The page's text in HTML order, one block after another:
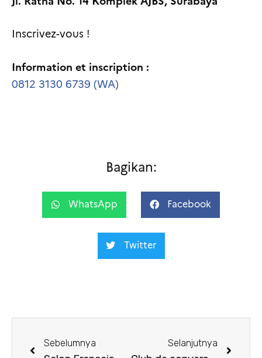
Inscrivez-vous !
Information et inscription :
0812 3130 6739 (WA)
Bagikan:
WhatsApp Facebook
Twitter
Sebelumnya Selanjutnya